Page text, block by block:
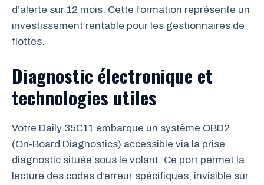
d’alerte sur 12 mois. Cette formation représente un
investissement rentable pour les gestionnaires de
flottes.
Diagnostic électronique et
technologies utiles
Votre Daily 35C11 embarque un système OBD2
(On-Board Diagnostics) accessible via la prise
diagnostic située sous le volant. Ce port permet la
lecture des codes d’erreur spécifiques, invisible sur